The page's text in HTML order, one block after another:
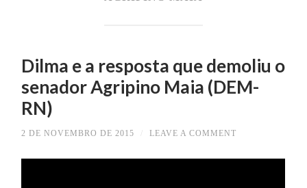
Dilma e a resposta que demoliu o
senador Agripino Maia (DEM-
RN)
2 DE NOVEMBRO DE 2015 LEAVE A COMMENT